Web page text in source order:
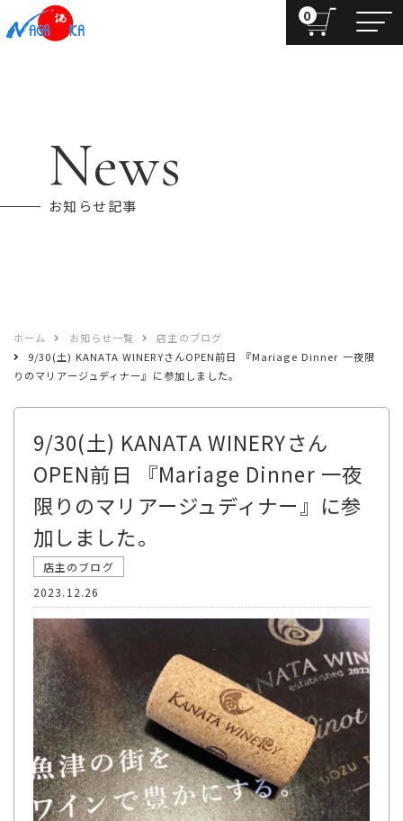
0
News
お知らせ記事
ホーム お知らせ一覧
店主のブログ
9/30(土) KANATA WINERYさんOPEN前日 『Mariage Dinner 一夜限
りのマリアージュディナー』に参加しました。
9/30(土) KANATA WINERYさん
OPEN前日 『Mariage Dinner 一夜
限りのマリアージュディナー』に参
加しました。
店主のブログ
2023.12.26